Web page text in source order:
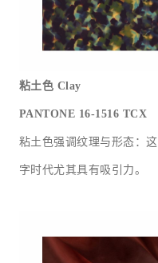
粘土色 Clay
PANTONE 16-1516 TCX
粘土色强调纹理与形态：
字时代尤其具有吸引力。